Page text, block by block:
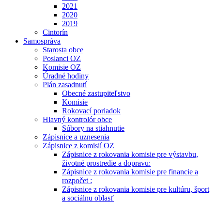
2021
2020
2019
Cintorín
Samospráva
Starosta obce
Poslanci OZ
Komisie OZ
Úradné hodiny
Plán zasadnutí
Obecné zastupiteľstvo
Komisie
Rokovací poriadok
Hlavný kontrolór obce
Súbory na stiahnutie
Zápisnice a uznesenia
Zápisnice z komisií OZ
Zápisnice z rokovania komisie pre výstavbu,
životné prostredie a dopravu:
Zápisnice z rokovania komisie pre financie a
rozpočet :
Zápisnice z rokovania komisie pre kultúru, šport
a sociálnu oblasť